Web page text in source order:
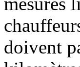
doivent